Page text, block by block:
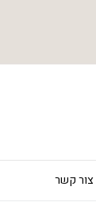
צור קשר